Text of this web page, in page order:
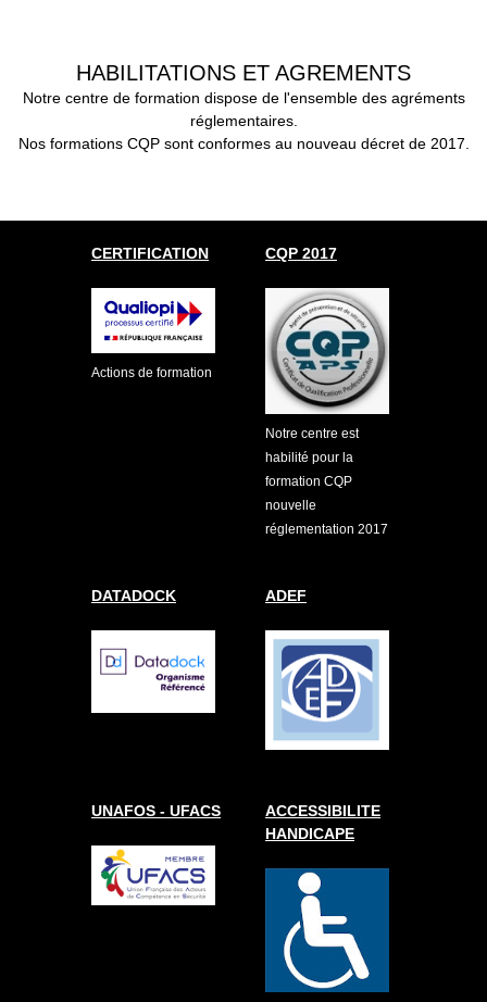
HABILITATIONS ET AGREMENTS
Notre centre de formation dispose de l'ensemble des agréments
réglementaires.
Nos formations CQP sont conformes au nouveau décret de 2017.
CERTIFICATION
Actions de formation
CQP 2017
Notre centre est
habilité pour la
formation CQP
nouvelle
réglementation 2017
DATADOCK ADEF
UNAFOS - UFACS
ACCESSIBILITE
HANDICAPE